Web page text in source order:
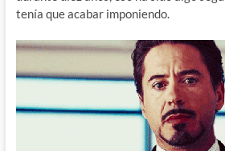
tenía que acabar imponiendo.